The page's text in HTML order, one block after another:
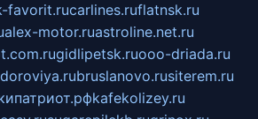
favorit.rucarlines.ruflatnsk.ru
alex-motor.ruastroline.net.ru
gidlipetsk.ruooo-driada.ru
bruslanovo.rusiterem.ru
kafekolizey.ru